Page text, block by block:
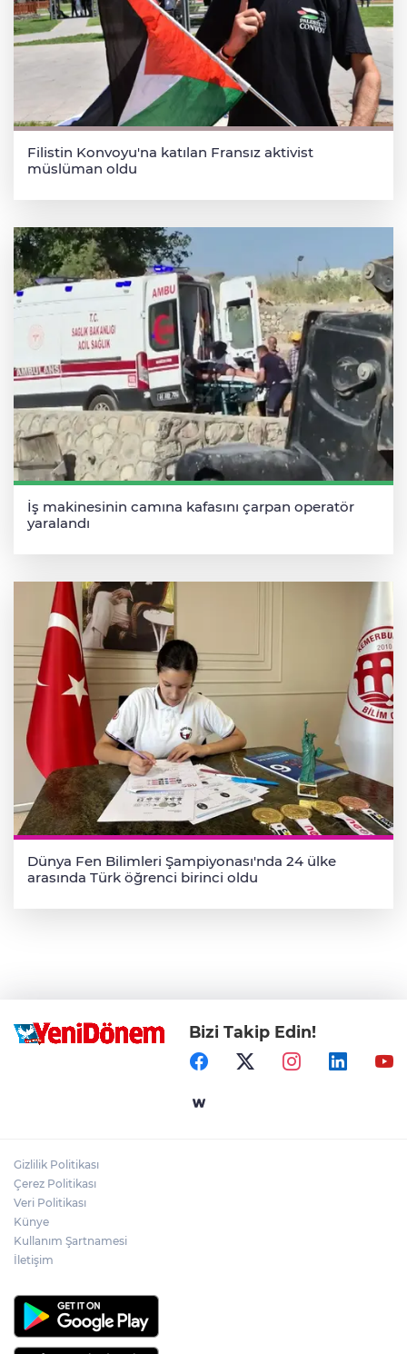
Filistin Konvoyu'na katılan Fransız aktivist
müslüman oldu
İş makinesinin camına kafasını çarpan operatör
yaralandı
Dünya Fen Bilimleri Şampiyonası'nda 24 ülke
arasında Türk öğrenci birinci oldu
Bizi Takip Edin!
Gizlilik Politikası
Çerez Politikası
Veri Politikası
Künye
Kullanım Şartnamesi
İletişim